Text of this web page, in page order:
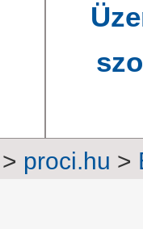
> proci.hu >